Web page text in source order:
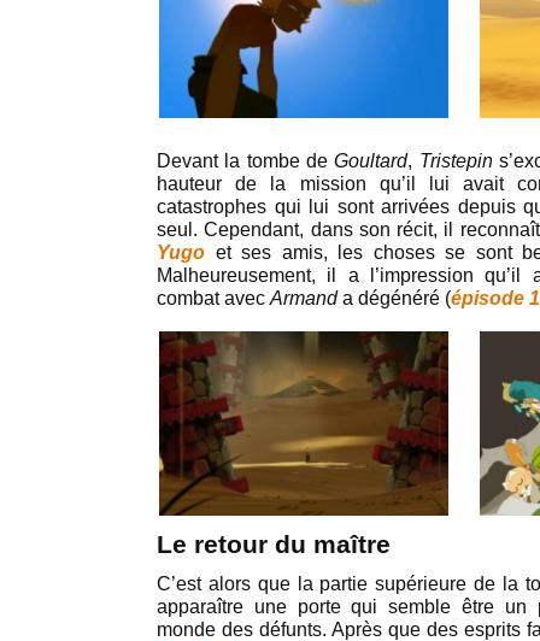
Devant la tombe deGoultard, Tristepin
hauteur de la mission qu’il lui avait
catastrophes qui lui sont arrivées depuis
seul. Cependant, dans son récit, il
Yugo et ses amis, les choses se sont
Malheureusement, il a l’impression
combat avec Armanda dégénéré (épisode
Le retour du maître
C’est alors que la partie supérieure de la
apparaître une porte qui semble être un
monde des défunts. Après que des esprits